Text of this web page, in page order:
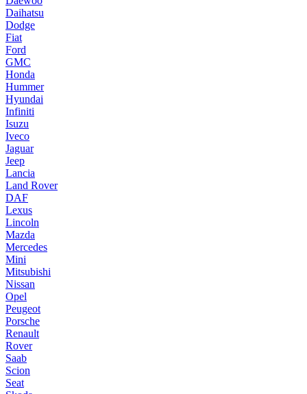
Daihatsu
Dodge
Fiat
Ford
GMC
Honda
Hummer
Hyundai
Infiniti
Isuzu
Iveco
Jaguar
Jeep
Lancia
Land Rover
DAF
Lexus
Lincoln
Mazda
Mercedes
Mini
Mitsubishi
Nissan
Opel
Peugeot
Porsche
Renault
Rover
Saab
Scion
Seat